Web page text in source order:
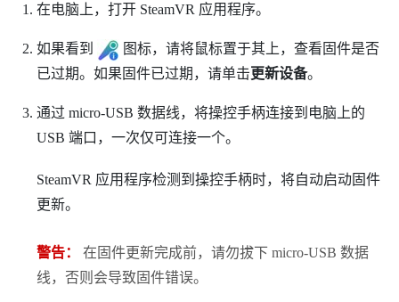
在电脑上，打开 SteamVR 应用程序。
如果看到
图标，请将鼠标置于其上，查看固件是否
已过期。如果固件已过期，请单击更新设备。
通过 micro-USB 数据线，将操控手柄连接到电脑上的
USB 端口，一次仅可连接一个。
SteamVR 应用程序检测到操控手柄时，将自动启动固件
更新。
警告：
在固件更新完成前，请勿拔下 micro-USB 数据
线，否则会导致固件错误。